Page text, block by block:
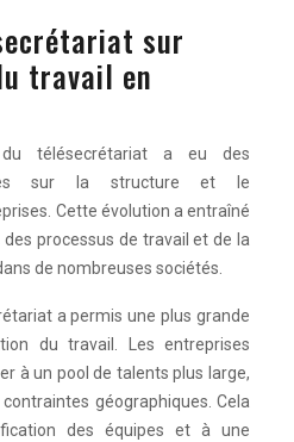
sur
travail en
du télésecrétariat a eu des
sur la structure et le
Cette évolution a entraîné
processus de travail et de la
de nombreuses sociétés.
a permis une plus grande
du travail. Les entreprises
à un pool de talents plus large,
géographiques. Cela
des équipes et à une